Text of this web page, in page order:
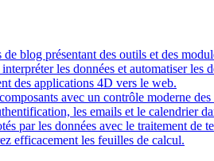
blog présentant des outils et des
les données et automatiser les
des applications 4D vers le web.
avec un contrôle moderne des
les emails et le calendrier
par les données avec le traitement de
efficacement les feuilles de calcul.